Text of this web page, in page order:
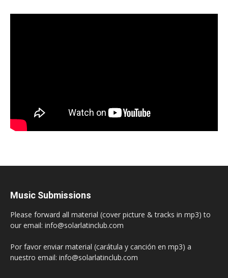
Music Submissions
Please forward all material (cover picture & tracks in mp3) to
our email: info@solarlatinclub.com
Por favor enviar material (carátula y canción en mp3) a
nuestro email: info@solarlatinclub.com